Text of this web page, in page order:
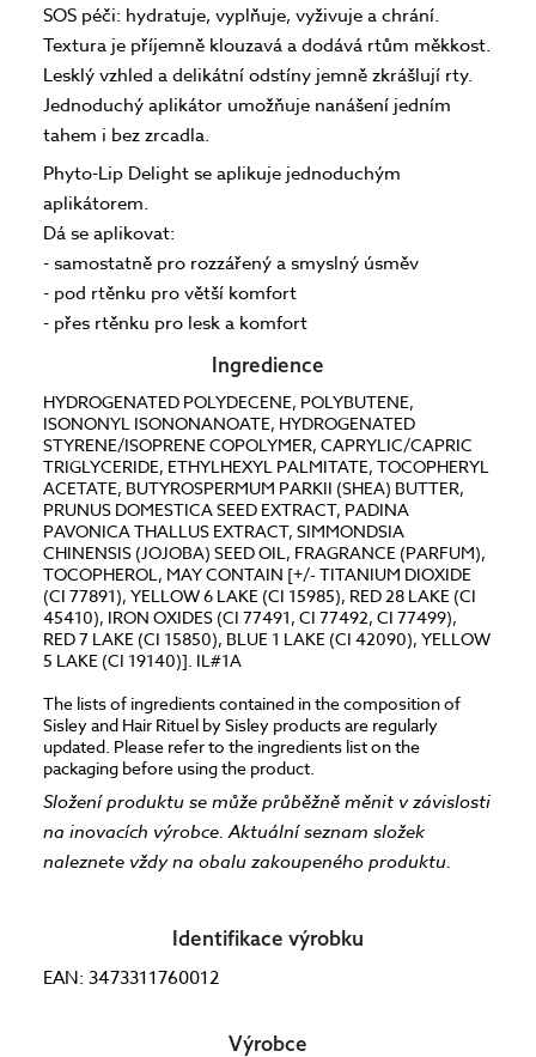
SOS péči: hydratuje, vyplňuje, vyživuje a chrání.
Textura je příjemně klouzavá a dodává rtům měkkost.
Lesklý vzhled a delikátní odstíny jemně zkrášlují rty.
Jednoduchý aplikátor umožňuje nanášení jedním
tahem i bez zrcadla.
Phyto-Lip Delight se aplikuje jednoduchým
aplikátorem.
Dá se aplikovat:
- samostatně pro rozzářený a smyslný úsměv
- pod rtěnku pro větší komfort
- přes rtěnku pro lesk a komfort
Ingredience
HYDROGENATED POLYDECENE, POLYBUTENE,
ISONONYL ISONONANOATE, HYDROGENATED
STYRENE/ISOPRENE COPOLYMER, CAPRYLIC/CAPRIC
TRIGLYCERIDE, ETHYLHEXYL PALMITATE, TOCOPHERYL
ACETATE, BUTYROSPERMUM PARKII (SHEA) BUTTER,
PRUNUS DOMESTICA SEED EXTRACT, PADINA
PAVONICA THALLUS EXTRACT, SIMMONDSIA
CHINENSIS (JOJOBA) SEED OIL, FRAGRANCE (PARFUM),
TOCOPHEROL, MAY CONTAIN [+/- TITANIUM DIOXIDE
(CI 77891), YELLOW 6 LAKE (CI 15985), RED 28 LAKE (CI
45410), IRON OXIDES (CI 77491, CI 77492, CI 77499),
RED 7 LAKE (CI 15850), BLUE 1 LAKE (CI 42090), YELLOW
5 LAKE (CI 19140)]. IL#1A
The lists of ingredients contained in the composition of
Sisley and Hair Rituel by Sisley products are regularly
updated. Please refer to the ingredients list on the
packaging before using the product.
Složení produktu se může průběžně měnit v závislosti
na inovacích výrobce. Aktuální seznam složek
naleznete vždy na obalu zakoupeného produktu.
Identifikace výrobku
EAN: 3473311760012
Výrobce